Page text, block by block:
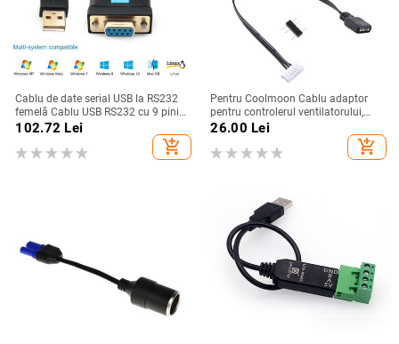
Cablu de date serial USB la RS232
femelă Cablu USB RS232 cu 9 pini
pentru afișaj electronic Cablu
RS232 de extensie a cântarului
electronic
102.72 Lei
add_shopping_cart
Pentru Coolmoon Cablu adaptor
pentru controlerul ventilatorului,
mic 4Pin/6Pin la 5V ARGB 3Pin
Adaptor pentru controler
26.00 Lei
add_shopping_cart